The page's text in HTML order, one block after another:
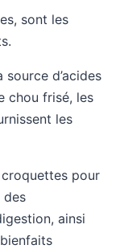
sont les
d’acides
chou frisé, les
les
pour
des
ainsi